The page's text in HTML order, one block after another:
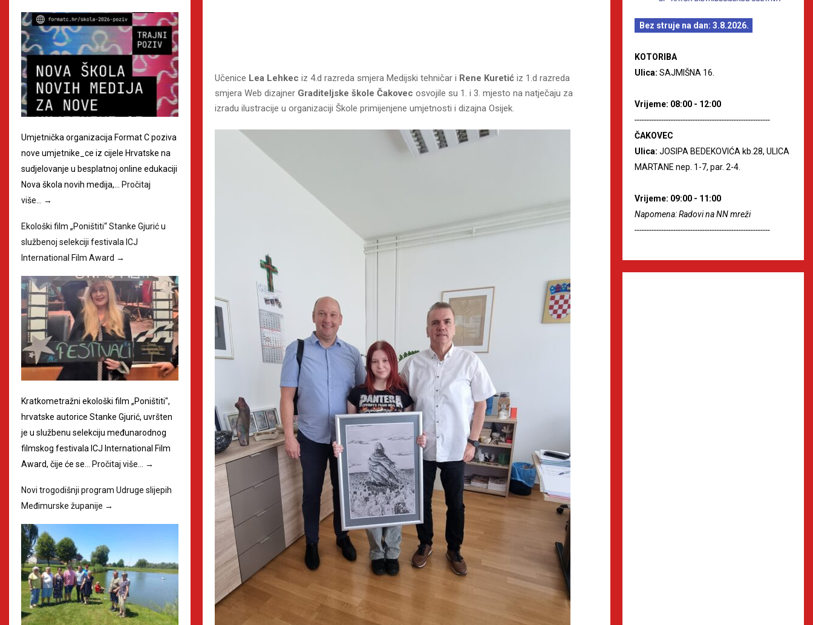
Učenice Lea Lehkec iz 4.d razreda smjera Medijski tehničar i Rene Kuretić iz 1.d razreda
smjera Web dizajner Graditeljske škole Čakovec osvojile su 1. i 3. mjesto na natječaju za
izradu ilustracije u organizaciji Škole primijenjene umjetnosti i dizajna Osijek.
Umjetnička organizacija Format C poziva
nove umjetnike_ce iz cijele Hrvatske na
sudjelovanje u besplatnoj online edukaciji
Nova škola novih medija,…
Pročitaj
više…
→
Ekološki film „Poništiti“ Stanke Gjurić u
službenoj selekciji festivala ICJ
International Film Award →
Kratkometražni ekološki film „Poništiti",
hrvatske autorice Stanke Gjurić, uvršten
je u službenu selekciju međunarodnog
filmskog festivala ICJ International Film
Award, čije će se…
Pročitaj više… →
Novi trogodišnji program Udruge slijepih
Međimurske županije →
Bez struje na dan: 3.8.2026.
KOTORIBA
Ulica: SAJMIŠNA 16.
Vrijeme: 08:00 - 12:00
--------------------------------------------------------
ČAKOVEC
Ulica: JOSIPA BEDEKOVIĆA kb.28, ULICA
MARTANE nep. 1-7, par. 2-4.
Vrijeme: 09:00 - 11:00
Napomena: Radovi na NN mreži
--------------------------------------------------------